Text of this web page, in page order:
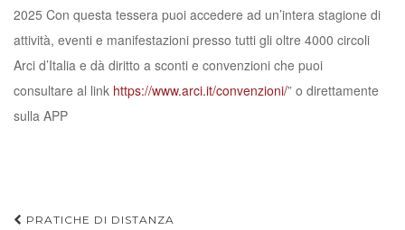
2025 Con questa tessera puoi accedere ad un’intera stagione di
attività, eventi e manifestazioni presso tutti gli oltre 4000 circoli
Arci d’Italia e dà diritto a sconti e convenzioni che puoi
consultare al link https://www.arci.it/convenzioni/” o direttamente
sulla APP
PRATICHE DI DISTANZA